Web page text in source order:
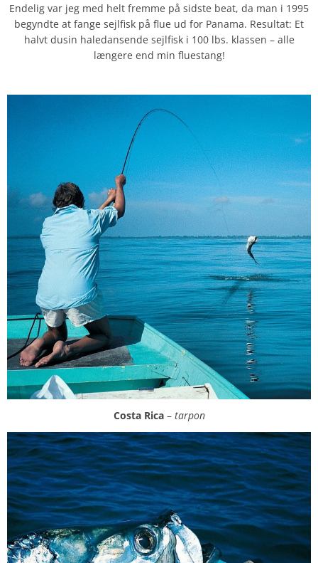
Endelig var jeg med helt fremme på sidste beat, da man i 1995
begyndte at fange sejlfisk på flue ud for Panama. Resultat: Et
halvt dusin haledansende sejlfisk i 100 lbs. klassen – alle
længere end min fluestang!
Costa Rica– tarpon